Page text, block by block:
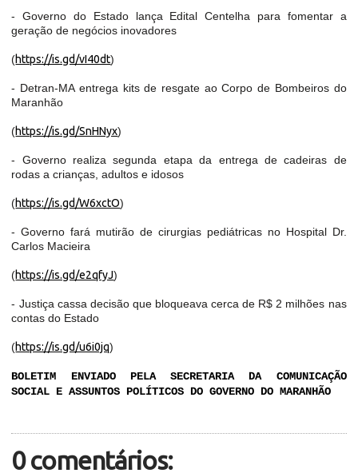
- Governo do Estado lança Edital Centelha para fomentar a
geração de negócios inovadores
(https://is.gd/vI40dt)
- Detran-MA entrega kits de resgate ao Corpo de Bombeiros do
Maranhão
(https://is.gd/SnHNyx)
- Governo realiza segunda etapa da entrega de cadeiras de
rodas a crianças, adultos e idosos
(https://is.gd/W6xctO)
- Governo fará mutirão de cirurgias pediátricas no Hospital Dr.
Carlos Macieira
(https://is.gd/e2qfyJ)
- Justiça cassa decisão que bloqueava cerca de R$ 2 milhões nas
contas do Estado
(https://is.gd/u6i0jq)
BOLETIM ENVIADO PELA SECRETARIA DA COMUNICAÇÃO
SOCIAL E ASSUNTOS POLÍTICOS DO GOVERNO DO MARANHÃO
0 comentários: